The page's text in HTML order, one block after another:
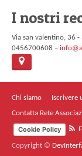
I nostri
Via san valentino, 36 -
0456700608 –
Chi siamo Iscrivere
Contatta Rete
Cookie Policy
Copyright ©